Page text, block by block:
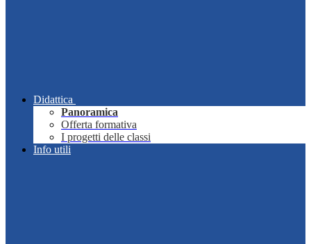
Didattica
Panoramica
Offerta formativa
I progetti delle classi
Info utili